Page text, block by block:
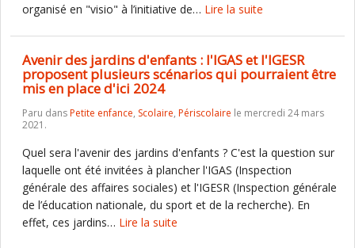
organisé en "visio" à l’initiative de… Lire la suite
Avenir des jardins d'enfants : l'IGAS et l'IGESR
proposent plusieurs scénarios qui pourraient être
mis en place d'ici 2024
Paru dansPetite enfance, Scolaire, Périscolaire le mercredi 24 mars
2021.
Quel sera l'avenir des jardins d'enfants ? C'est la question sur
laquelle ont été invitées à plancher l'IGAS (Inspection
générale des affaires sociales) et l'IGESR (Inspection générale
de l’éducation nationale, du sport et de la recherche). En
effet, ces jardins… Lire la suite